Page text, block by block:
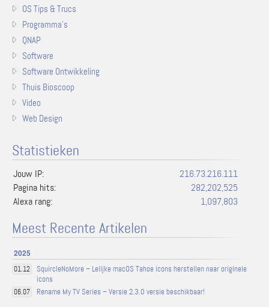
OS Tips & Trucs
Programma's
QNAP
Software
Software Ontwikkeling
Thuis Bioscoop
Video
Web Design
Statistieken
Jouw IP:
216.73.216.111
Pagina hits:
282,202,525
Alexa rang:
1,097,803
Meest Recente Artikelen
2025
01.12
SquircleNoMore – Lelijke macOS Tahoe icons herstellen naar originele
icons
06.07 Rename My TV Series – Versie 2.3.0 versie beschikbaar!